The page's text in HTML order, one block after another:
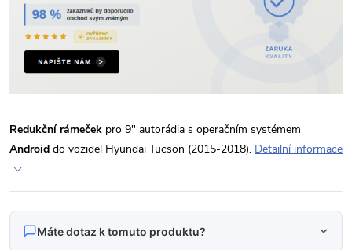
Redukční rámeček pro 9" autorádia s operačním systémem
Android do vozidel Hyundai Tucson (2015-2018). Detailní informace
Máte dotaz k tomuto produktu?